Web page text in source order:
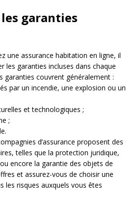
garanties
une assurance habitation en ligne, il
les garanties incluses dans chaque
garanties couvrent généralement :
par un incendie, une explosion ou un
et technologiques ;
;
d’assurance proposent des
telles que la protection juridique,
encore la garantie des objets de
et assurez-vous de choisir une
les risques auxquels vous êtes